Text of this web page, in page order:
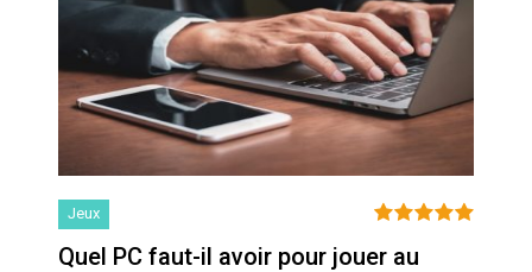
Jeux
Quel PC faut-il avoir pour jouer au